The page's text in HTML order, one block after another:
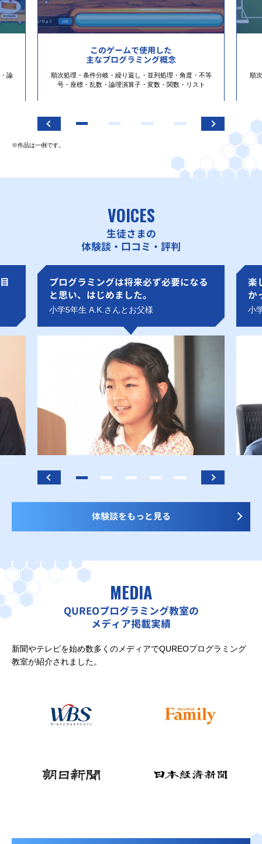
論
このゲームで使用した
主なプログラミング概念
順次処理・条件分岐・繰り返し・並列処理・角度・不等
号・座標・乱数・論理演算子・変数・関数・リスト
順
※作品は一例です。
VOICES
生徒さまの
体験談・口コミ・評判
プログラミングは将来必ず必要になる
と思い、はじめました。
小学5年生 A.K.さんとお父様
楽
か
小
体験談をもっと見る
MEDIA
QUREOプログラミング教室の
メディア掲載実績
新聞やテレビを始め数多くのメディアでQUREOプログラミング
教室が紹介されました。